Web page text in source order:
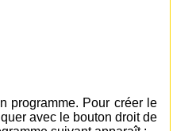
programme. Pour créer le
avec le bouton droit de